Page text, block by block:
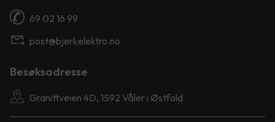
69 02 16 99
post@bjerkelektro.no
Besøksadresse
Granittveien 4D, 1592 Våler i Østfold